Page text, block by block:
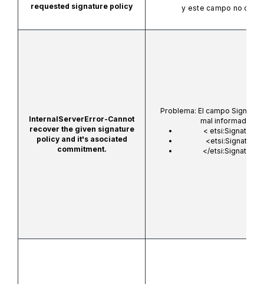
requested signature policy
y este campo no
InternalServerError-Cannot
recover the given signature
policy and it's asociated
commitment.
Problema: El campo
mal informado o
<
</